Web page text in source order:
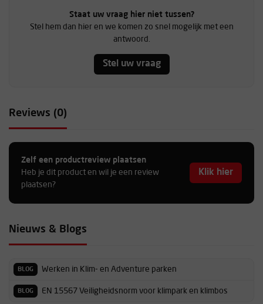
Staat uw vraag hier niet tussen?
Stel hem dan hier en we komen zo snel mogelijk met een
antwoord.
Stel uw vraag
Reviews (0)
Zelf een productreview plaatsen
Heb je dit product en wil je een review
plaatsen?
Klik hier
Nieuws & Blogs
BLOG Werken in Klim- en Adventure parken
BLOG EN 15567 Veiligheidsnorm voor klimpark en klimbos